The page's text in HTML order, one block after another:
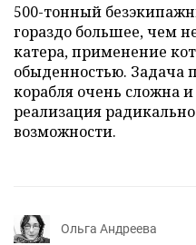
500-тонный
гораздо большее, чем
катера, применение
обыденностью. Задача
корабля очень сложна
реализация
возможности.
Ольга Андреева